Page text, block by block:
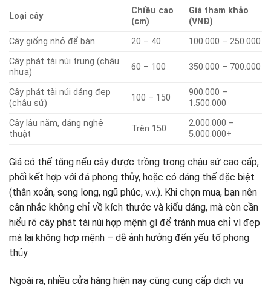
Loại cây
Chiều cao
(cm)
Giá tham khảo
(VNĐ)
Cây giống nhỏ để bàn
20 – 40
100.000 – 250.000
Cây phát tài núi trung (chậu
nhựa)
60 – 100 350.000 – 700.000
Cây phát tài núi dáng đẹp
(chậu sứ)
100 – 150
900.000 –
1.500.000
Cây lâu năm, dáng nghệ
thuật
Trên 150
2.000.000 –
5.000.000+
Giá có thể tăng nếu cây được trồng trong chậu sứ cao cấp,
phối kết hợp với đá phong thủy, hoặc có dáng thế đặc biệt
(thân xoắn, song long, ngũ phúc, v.v.). Khi chọn mua, bạn nên
cân nhắc không chỉ về kích thước và kiểu dáng, mà còn cần
hiểu rõ cây phát tài núi hợp mệnh gì để tránh mua chỉ vì đẹp
mà lại không hợp mệnh – dễ ảnh hưởng đến yếu tố phong
thủy.
Ngoài ra, nhiều cửa hàng hiện nay cũng cung cấp dịch vụ